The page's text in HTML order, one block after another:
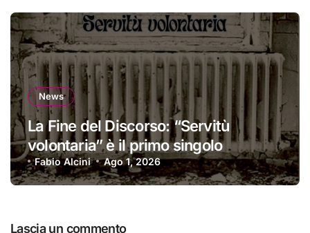
News
La Fine del Discorso: “Servitù
volontaria” è il primo singolo
Fabio Alcini Ago 1, 2026
Lascia un commento